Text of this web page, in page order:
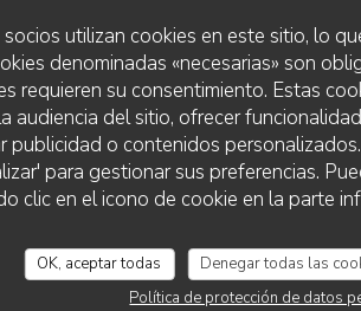
utilizan cookies en este sitio, lo
denominadas «necesarias» son
requieren su consentimiento. Estas
audiencia del sitio, ofrecer
publicidad o contenidos
para gestionar sus preferencias.
clic en el icono de cookie en la parte
OK, aceptar todas Denegar todas las
Política de protección de datos
Servicio : 5/5 Ambiente :5/5
and the food was excellent!